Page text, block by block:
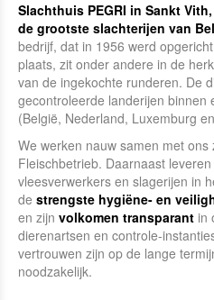
Slachthuis PEGRI in Sankt
de grootste slachterijen van
bedrijf, dat in 1956 werd
plaats, zit onder andere in de
van de ingekoch­te runderen. De
gecontro­leerde landerijen binnen
(België, Nederland, Luxemburg
We werken nauw samen met
Fleischbetrieb. Daarnaast
vleesverwerkers en slagerijen in
de strengste hygiëne- en
en zijn volkomen transparant in
dierenartsen en controle-
vertrouwen zijn op de lange
noodzakelijk.